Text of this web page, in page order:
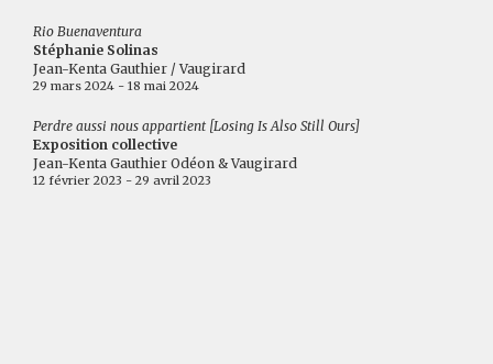
Rio Buenaventura
Stéphanie Solinas
Jean-Kenta Gauthier / Vaugirard
29 mars 2024 - 18 mai 2024
Perdre aussi nous appartient [Losing Is Also Still Ours]
Exposition collective
Jean-Kenta Gauthier Odéon & Vaugirard
12 février 2023 - 29 avril 2023